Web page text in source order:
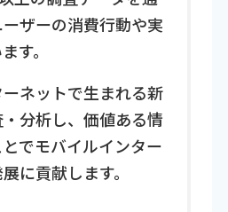
ザーの消費行動や実
す。
ネットで生まれる新
分析し、価値ある情
でモバイルインター
に貢献します。